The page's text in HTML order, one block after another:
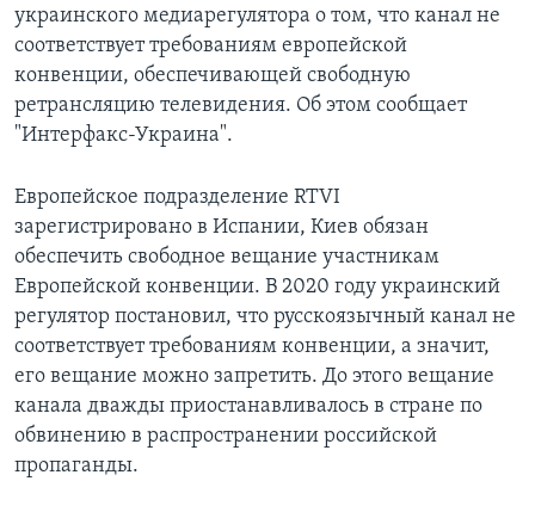
украинского медиарегулятора о том, что канал не
соответствует требованиям европейской
конвенции, обеспечивающей свободную
ретрансляцию телевидения. Об этом сообщает
"Интерфакс-Украина".
Европейское подразделение RTVI
зарегистрировано в Испании, Киев обязан
обеспечить свободное вещание участникам
Европейской конвенции. В 2020 году украинский
регулятор постановил, что русскоязычный канал не
соответствует требованиям конвенции, а значит,
его вещание можно запретить. До этого вещание
канала дважды приостанавливалось в стране по
обвинению в распространении российской
пропаганды.